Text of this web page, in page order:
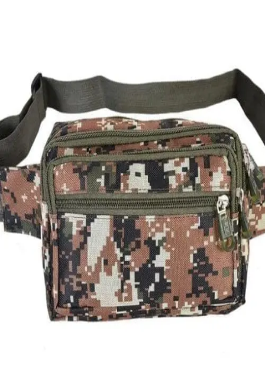
Quick View
Εξαντλημένο
ΑΝΔΡΙΚΑ ΤΣΑΝΤΑΚΙΑ ΜΕΣΗΣ
Τσαντάκι μέσης Sport